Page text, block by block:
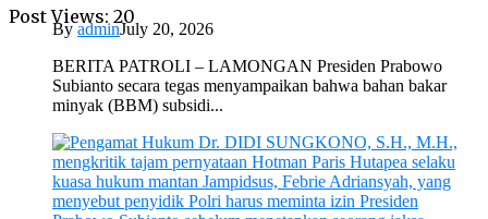
Post Views: 20
ByadminJuly 20, 2026
BERITA PATROLI – LAMONGAN Presiden Prabowo
Subianto secara tegas menyampaikan bahwa bahan bakar
minyak (BBM) subsidi...